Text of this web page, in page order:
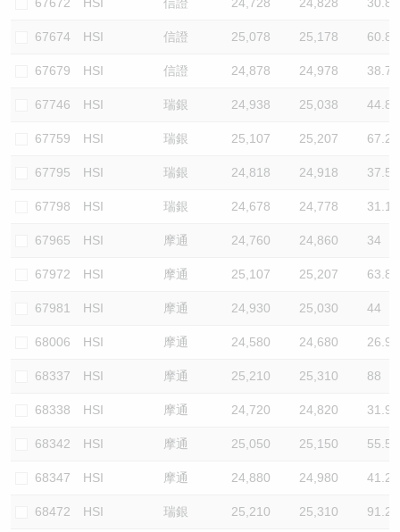
67674 HSI 信證 25,078 25,178 60.8
67679 HSI 信證 24,878 24,978 38.7
67746 HSI 瑞銀 24,938 25,038 44.8
67759 HSI 瑞銀 25,107 25,207 67.2
67795 HSI 瑞銀 24,818 24,918 37.5
67798 HSI 瑞銀 24,678 24,778 31.1
67965 HSI 摩通 24,760 24,860 34
67972 HSI 摩通 25,107 25,207 63.8
67981 HSI 摩通 24,930 25,030 44
68006 HSI 摩通 24,580 24,680 26.9
68337 HSI 摩通 25,210 25,310 88
68338 HSI 摩通 24,720 24,820 31.9
68342 HSI 摩通 25,050 25,150 55.5
68347 HSI 摩通 24,880 24,980 41.2
68472 HSI 瑞銀 25,210 25,310 91.2